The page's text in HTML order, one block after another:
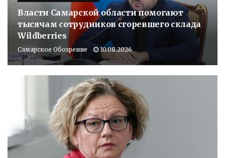
Власти Самарской области помогают
тысячам сотрудников сгоревшего склада
Wildberries
Самарское Обозрение 10.08.2026